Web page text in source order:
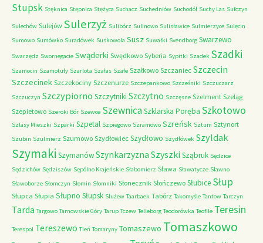
Stupsk Stęknica Stępnica Stężyca Suchacz Suchedniów Suchodół Suchy Las Sufczyn
Sulechów Sulejów Sulerzyż Sulibórz Sulinowo Sulisławice Sulmierzyce Sulęcin
Sumowo Sumówko Suradówek Suskowola Susz Suwałki Svendborg Swarzewo
Swarzędz Swornegacie Swąderki Swędkowo Syberia Sypitki Szadek Szadki
Szamocin Szamotuły Szarlota Szałas Szałe Szałkowo Szczaniec Szczecin
Szczecinek Szczekociny Szczenurze Szczepankowo Szcześniki Szczuczarz
Szczuczyn Szczypiorno Szczytniki Szczytno Szczęsne Szelment Szeląg
Szepietowo Szeroki Bór Szewce SzewnicaSzklarska Poręba Szkotowo
Szlasy Mieszki Szparki Szpetal Szpiegowo Szramowo Szreńsk Sztum Sztynort
Szubin Szulmierz Szumowo Szydłowiec Szydłowo Szydłówek Szyldak
Szymaki SzymanówSzynkarzyzna Szyszki Sząbruk Sędzice
Sędzichów Sędziszów Sępólno Krajeńskie Słabomierz Sława Sławatycze Sławno
Sławoborze Słomczyn Słomin Słomniki Słonecznik Słończewo Słubice Słup
Słupca Słupia Słupno Słupsk Służew Taarbaek Tabórz Takomyśle Tantow Tarczyn
Tarda Targowo Tarnowskie Góry Tarup Tczew Telleborg Teodorówka Teofile Teresin
Terespol Tereszewo Tleń Tomaryny Tomaszewo Tomaszkowo